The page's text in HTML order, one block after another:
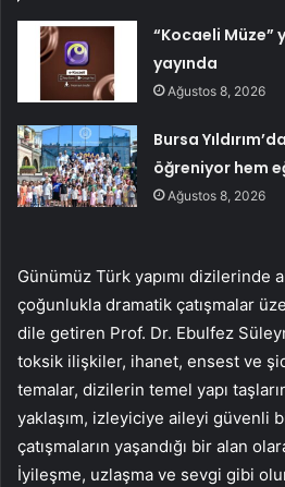
“Kocaeli Müze”
yayında
Ağustos 8, 2026
Bursa
öğreniyor hem
Ağustos 8, 2026
Günümüz Türk yapımı dizilerinde
çoğunlukla dramatik çatışmalar
dile getiren Prof. Dr. Ebulfez
toksik ilişkiler, ihanet, ensest ve
temalar, dizilerin temel yapı
yaklaşım, izleyiciye aileyi güvenli
çatışmaların yaşandığı bir alan
İyileşme, uzlaşma ve sevgi gibi